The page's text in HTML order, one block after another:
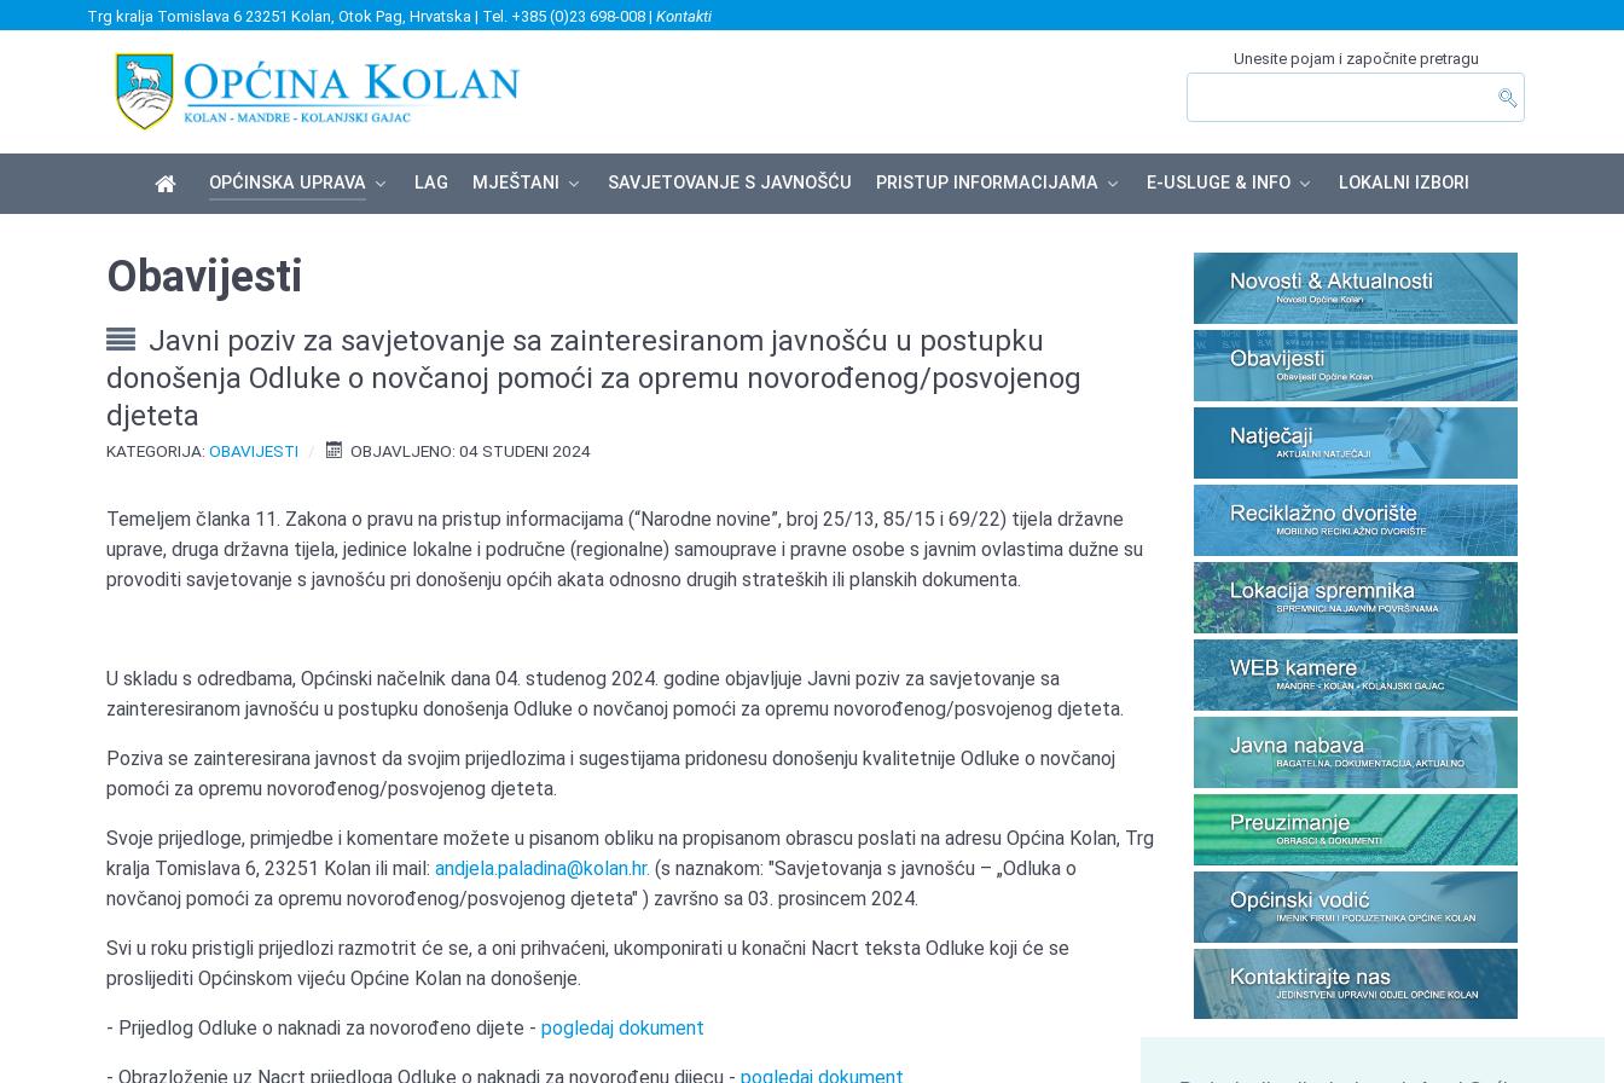
Trg kralja Tomislava 6 23251 Kolan, Otok Pag, Hrvatska | Tel. +385 (0)23 698-008 | Kontakti
Unesite pojam i započnite pretragu
OPĆINSKA UPRAVA LAG MJEŠTANI SAVJETOVANJE S JAVNOŠĆU PRISTUP INFORMACIJAMA E-USLUGE & INFO LOKALNI IZBORI
Obavijesti
Javni poziv za savjetovanje sa zainteresiranom javnošću u postupku
donošenja Odluke o novčanoj pomoći za opremu novorođenog/posvojenog
djeteta
KATEGORIJA:OBAVIJESTI OBJAVLJENO: 04 STUDENI 2024
Temeljem članka 11. Zakona o pravu na pristup informacijama (“Narodne novine”, broj 25/13, 85/15 i 69/22) tijela državne
uprave, druga državna tijela, jedinice lokalne i područne (regionalne) samouprave i pravne osobe s javnim ovlastima dužne su
provoditi savjetovanje s javnošću pri donošenju općih akata odnosno drugih strateških ili planskih dokumenta.
U skladu s odredbama, Općinski načelnik dana 04. studenog 2024. godine objavljuje Javni poziv za savjetovanje sa
zainteresiranom javnošću u postupku donošenja Odluke o novčanoj pomoći za opremu novorođenog/posvojenog djeteta.
Poziva se zainteresirana javnost da svojim prijedlozima i sugestijama pridonesu donošenju kvalitetnije Odluke o novčanoj
pomoći za opremu novorođenog/posvojenog djeteta.
Svoje prijedloge, primjedbe i komentare možete u pisanom obliku na propisanom obrascu poslati na adresu Općina Kolan, Trg
kralja Tomislava 6, 23251 Kolan ili mail:andjela.paladina@kolan.hr. (s naznakom: "Savjetovanja s javnošću – „Odluka o
novčanoj pomoći za opremu novorođenog/posvojenog djeteta" ) završno sa 03. prosincem 2024.
Svi u roku pristigli prijedlozi razmotrit će se, a oni prihvaćeni, ukomponirati u konačni Nacrt teksta Odluke koji će se
proslijediti Općinskom vijeću Općine Kolan na donošenje.
- Prijedlog Odluke o naknadi za novorođeno dijete -pogledaj dokument
- Obrazloženje uz Nacrt prijedloga Odluke o naknadi za novorođenu dijecu -pogledaj dokument